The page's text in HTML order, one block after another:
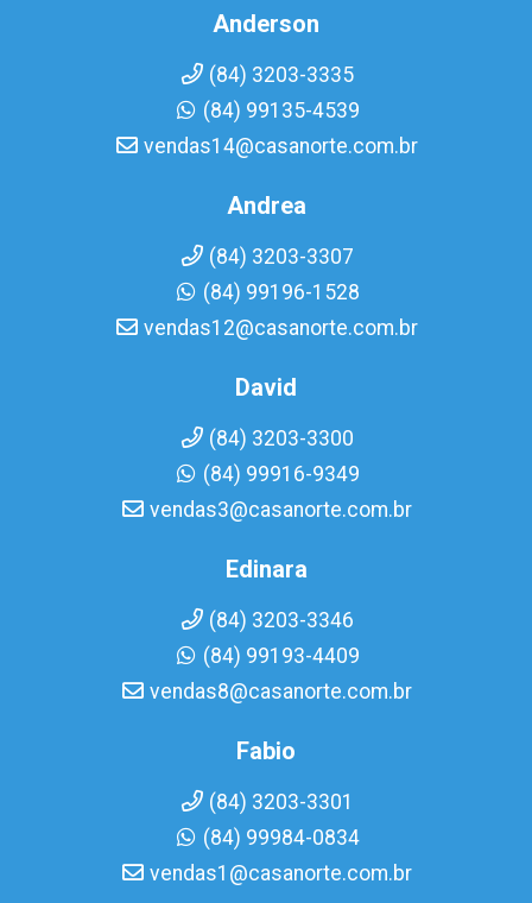
Anderson
(84) 3203-3335
(84) 99135-4539
vendas14@casanorte.com.br
Andrea
(84) 3203-3307
(84) 99196-1528
vendas12@casanorte.com.br
David
(84) 3203-3300
(84) 99916-9349
vendas3@casanorte.com.br
Edinara
(84) 3203-3346
(84) 99193-4409
vendas8@casanorte.com.br
Fabio
(84) 3203-3301
(84) 99984-0834
vendas1@casanorte.com.br